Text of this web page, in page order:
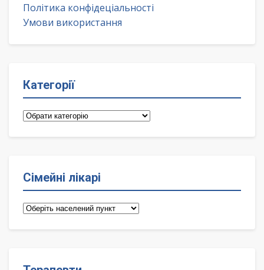
Політика конфідеціальності
Умови використання
Категорії
Категорії
Сімейні лікарі
Сімейні